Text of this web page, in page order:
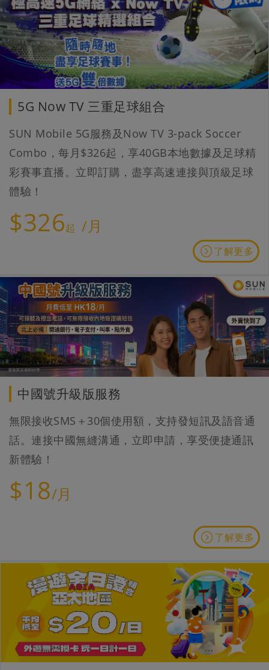
5G Now TV 三重足球組合
SUN Mobile 5G服務及Now TV 3-pack Soccer
Combo，每月$326起，享40GB本地數據及足球精
彩賽事直播。立即訂購，盡享高速連接與頂級足球
體驗！
$326起 /月
了解更多
中國號升級版服務
無限接收SMS＋30個使用額，支持發短訊及語音通
話。連接中國無縫溝通，立即申請，享受便捷通訊
新體驗！
$18/月
了解更多